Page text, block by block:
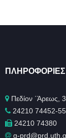
ΠΛΗΡΟΦΟΡΊΕΣ
Πεδίον ΄Άρεως,
24210 74452-55
24210 74380
g-